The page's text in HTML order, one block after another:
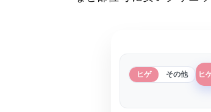
ヒゲ その他 ヒ